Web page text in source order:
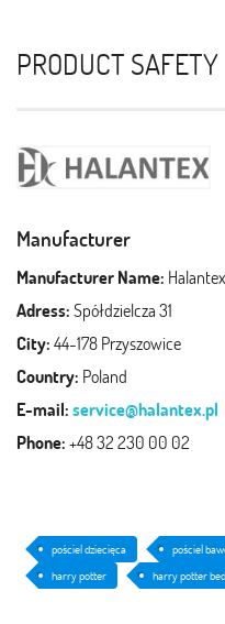
PRODUCT SAFETY
Manufacturer
Manufacturer Name:
Adress:Spółdzielcza 31
City:44-178 Przyszowice
Country: Poland
E-mail:service@halantex.pl
Phone:+48 32 230 00 02
pościel dziecięca pościel
harry potter
harry potter